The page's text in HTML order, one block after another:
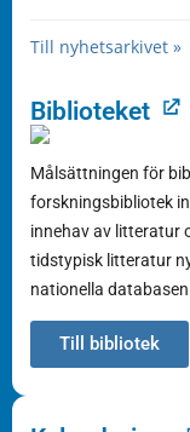
Till nyhetsarkivet »
Biblioteket
Målsättningen för
forskningsbibliotek
innehav av litteratur
tidstypisk litteratur
nationella databasen
Till bibliotek